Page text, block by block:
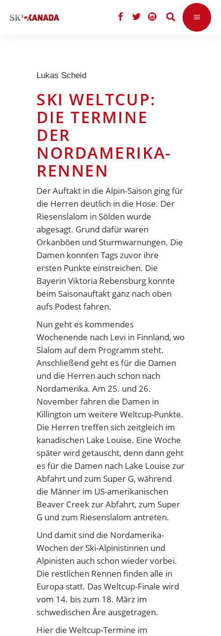
Lukas Scheid
SKI WELTCUP:
DIE TERMINE
DER
NORDAMERIKA-
RENNEN
Der Auftakt in die Alpin-Saison ging für
die Herren deutlich in die Hose. Der
Riesenslalom in Sölden wurde
abgesagt. Grund dafür waren
Orkanböen und Sturmwarnungen. Die
Damen konnten Tags zuvor ihre
ersten Punkte einstreichen. Die
Bayerin Viktoria Rebensburg konnte
beim Saisonauftakt ganz nach oben
aufs Podest fahren.
Nun geht es kommendes
Wochenende nach Levi in Finnland, wo
Slalom auf dem Programm steht.
Anschließend geht es für die Damen
und die Herren auch schon nach
Nordamerika. Am 25. und 26.
November fahren die Damen in
Killington um weitere Weltcup-Punkte.
Die Herren treffen sich zeitgleich im
kanadischen Lake Louise. Eine Woche
später wird getauscht, denn dann geht
es für die Damen nach Lake Louise zur
Abfahrt und zum Super G, während
die Männer im US-amerikanischen
Beaver Creek zur Abfahrt, zum Super
G und zum Riesenslalom antreten.
Und damit sind die Nordamerika-
Wochen der Ski-Alpinistinnen und
Alpinisten auch schon wieder vorbei.
Die restlichen Rennen finden alle in
Europa statt. Das Weltcup-Finale wird
vom 14. bis zum 18. März im
schwedischen Åre ausgetragen.
Hier die Weltcup-Termine im